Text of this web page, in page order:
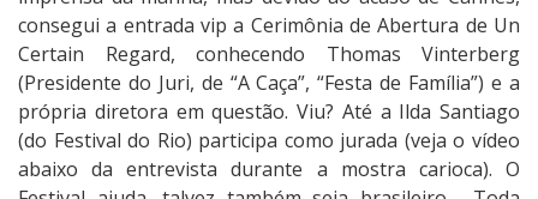
consegui a entrada vip a Cerimônia de Abertura de Un
Certain Regard, conhecendo Thomas Vinterberg
(Presidente do Juri, de “A Caça”, “Festa de Família”) e a
própria diretora em questão. Viu? Até a Ilda Santiago
(do Festival do Rio) participa como jurada (veja o vídeo
abaixo da entrevista durante a mostra carioca). O